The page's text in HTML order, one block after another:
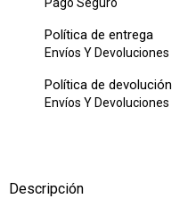
Política de entrega
Envíos Y Devoluciones
Política de devolución
Envíos Y Devoluciones
Descripción